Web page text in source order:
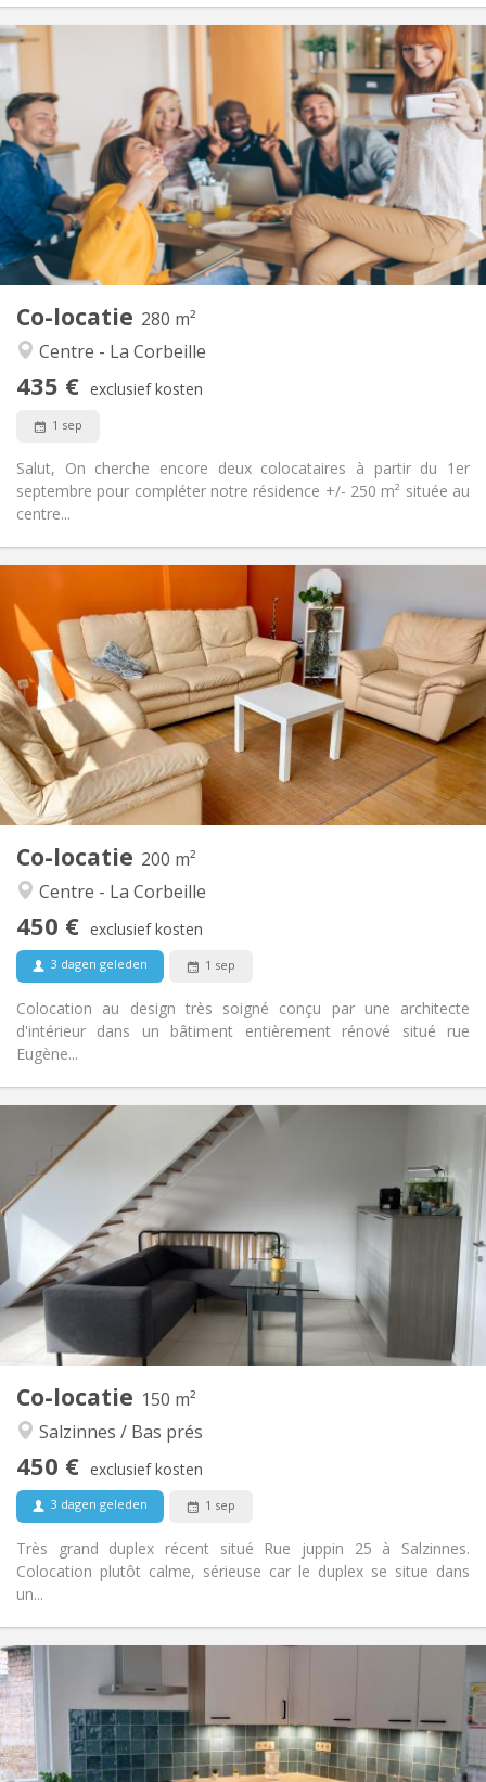
Co-locatie 280 m²
Centre - La Corbeille
435 € exclusief kosten
1 sep
Salut, On cherche encore deux colocataires à partir du 1er
septembre pour compléter notre résidence +/- 250 m² située au
centre...
Praktische Informatie
Huur:
435 €
Kosten:
100 €
Duur:
12 maanden
Domiciliëring:
Toegelaten
Inrichting
Badkamer:
Privaat
Keuken:
Gemeenschappelijk
Oppervlakte:
280 m
2
Private kamers:
5
Hartelijk, gemeenschappelijk, ernstig
Co-locatie 200 m²
Centre - La Corbeille
450 € exclusief kosten
3 dagen geleden 1 sep
Colocation au design très soigné conçu par une architecte
d'intérieur dans un bâtiment entièrement rénové situé rue
Eugène...
Praktische Informatie
Huur:
450 €
Kosten:
120 €
Duur:
12 maanden
Domiciliëring:
Toegelaten
Inrichting
Badkamer:
Gemeenschappelijk
Keuken:
Gemeenschappelijk
Oppervlakte:
200 m
2
Private kamers:
1
Ernstig, gemeenschappelijk, rustig, hartelijk
Co-locatie 150 m²
Salzinnes / Bas prés
450 € exclusief kosten
3 dagen geleden 1 sep
Très grand duplex récent situé Rue juppin 25 à Salzinnes.
Colocation plutôt calme, sérieuse car le duplex se situe dans
un...
Huur:
450 €
Kosten:
75 €
Duur:
12 maanden
Domiciliëring:
Inrichting
Badkamer:
Gemeenschappelijk
Keuken:
Gemeenschappelijk
Oppervlakte:
150 m
2
Private kamers:
Rustig, hartelijk, ernstig, gemeenschappelijk
Huur:
Kosten:
85 €
Duur:
12 maanden
Domiciliëring:
Toegelaten